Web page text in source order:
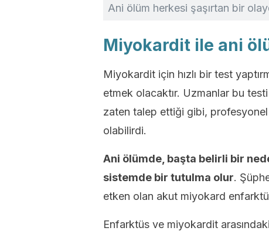
Ani ölüm herkesi şaşırtan bir
Miyokardit ile ani
Miyokardit için hızlı bir test
etmek olacaktır. Uzmanlar bu
zaten talep ettiği gibi,
olabilirdi.
Ani ölümde, başta belirli bir
sistemde bir tutulma olur.
etken olan akut miyokard
Enfarktüs ve miyokardit arasındaki